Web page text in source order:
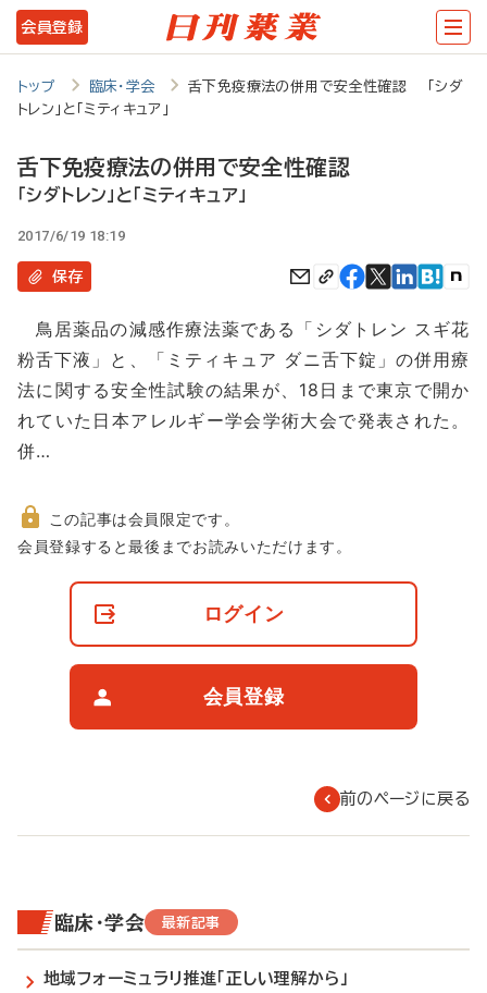
メ
イ
ツ
に
動
会員登録
トップ 臨床・学会
舌下免疫療法の併用で安全性確認 「シダ
トレン」と「ミティキュア」
舌下免疫療法の併用で安全性確認
「シダトレン」と「ミティキュア」
2017/6/19 18:19
保存
鳥居薬品の減感作療法薬である「シダトレン スギ花
粉舌下液」と、「ミティキュア ダニ舌下錠」の併用療
法に関する安全性試験の結果が、18日まで東京で開か
れていた日本アレルギー学会学術大会で発表された。
併…
非
この記事は会員限定です。
会員登録すると最後までお読みいただけます。
ログイン
会員登録
前のページに戻る
臨床・学会 最新記事
地域フォーミュラリ推進「正しい理解から」